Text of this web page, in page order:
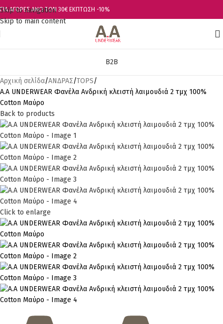
Skip to navigation
Skip to main content
ΓΙΑ ΑΓΟΡΕΣ ΑΝΩ ΤΩΝ 30€ ΕΚΠΤΩΣΗ -10%
B2B
Αρχική σελίδα ΑΝΔΡΑΣ TOPS
Α.A UNDERWEAR Φανέλα Ανδρική κλειστή λαιμουδιά 2 τμχ 100%
Cotton Μαύρο
Back to products
Click to enlarge